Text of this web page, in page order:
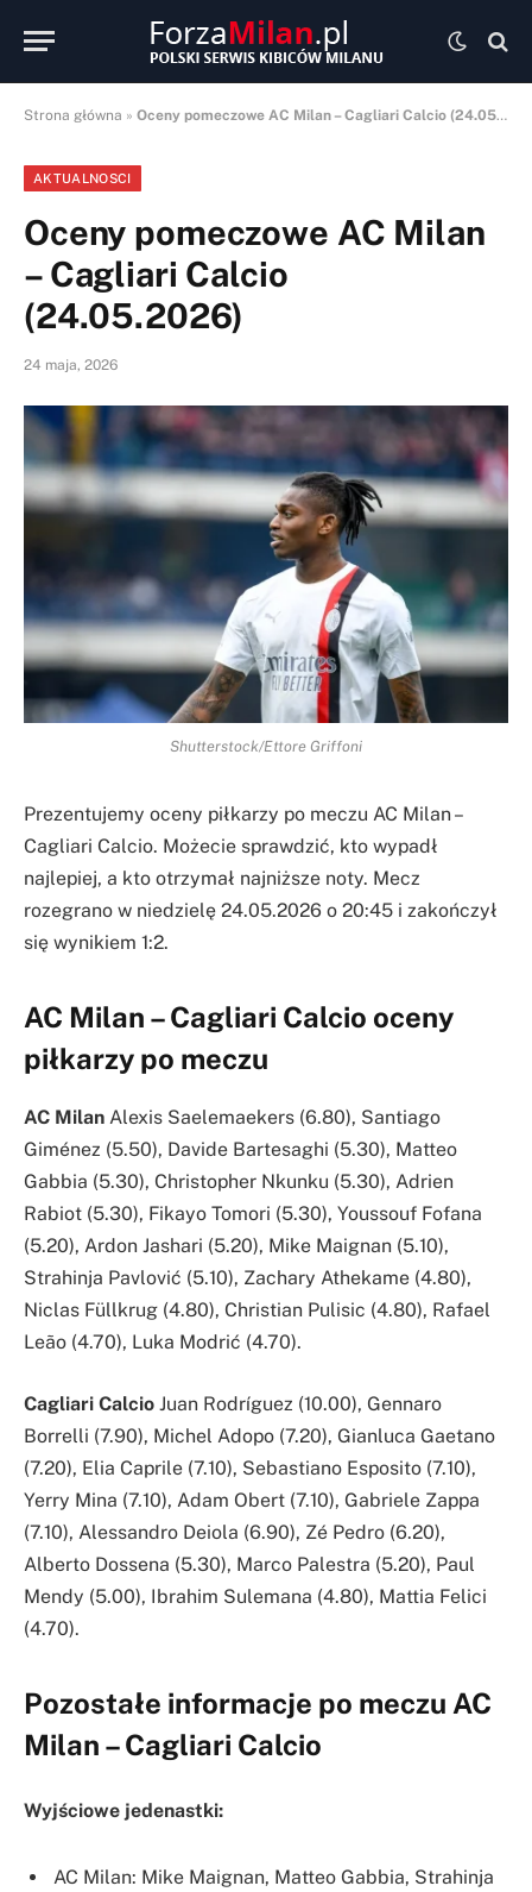
Strona główna » Oceny pomeczowe AC Milan – Cagliari Calcio (24.05.2026)
AKTUALNOSCI
Oceny pomeczowe AC Milan
– Cagliari Calcio
(24.05.2026)
24 maja, 2026
Shutterstock/Ettore Griffoni
Prezentujemy oceny piłkarzy po meczu AC Milan –
Cagliari Calcio. Możecie sprawdzić, kto wypadł
najlepiej, a kto otrzymał najniższe noty. Mecz
rozegrano w niedzielę 24.05.2026 o 20:45 i zakończył
się wynikiem 1:2.
AC Milan – Cagliari Calcio oceny
piłkarzy po meczu
AC Milan Alexis Saelemaekers (6.80), Santiago
Giménez (5.50), Davide Bartesaghi (5.30), Matteo
Gabbia (5.30), Christopher Nkunku (5.30), Adrien
Rabiot (5.30), Fikayo Tomori (5.30), Youssouf Fofana
(5.20), Ardon Jashari (5.20), Mike Maignan (5.10),
Strahinja Pavlović (5.10), Zachary Athekame (4.80),
Niclas Füllkrug (4.80), Christian Pulisic (4.80), Rafael
Leão (4.70), Luka Modrić (4.70).
Cagliari Calcio Juan Rodríguez (10.00), Gennaro
Borrelli (7.90), Michel Adopo (7.20), Gianluca Gaetano
(7.20), Elia Caprile (7.10), Sebastiano Esposito (7.10),
Yerry Mina (7.10), Adam Obert (7.10), Gabriele Zappa
(7.10), Alessandro Deiola (6.90), Zé Pedro (6.20),
Alberto Dossena (5.30), Marco Palestra (5.20), Paul
Mendy (5.00), Ibrahim Sulemana (4.80), Mattia Felici
(4.70).
Pozostałe informacje po meczu AC
Milan – Cagliari Calcio
Wyjściowe jedenastki:
AC Milan: Mike Maignan, Matteo Gabbia, Strahinja